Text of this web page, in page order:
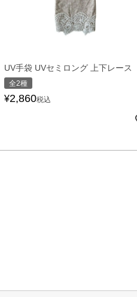
UV手袋 UVセミロング 上下レース
全2種
¥2,860税込